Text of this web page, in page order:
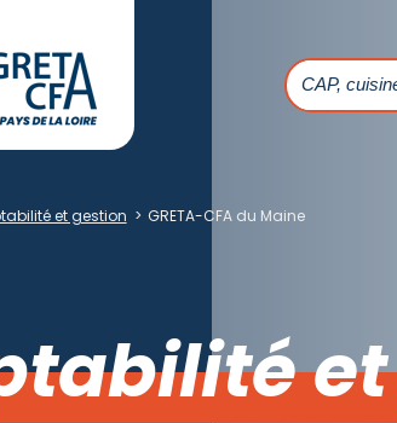
et gestion > GRETA-CFA du Maine